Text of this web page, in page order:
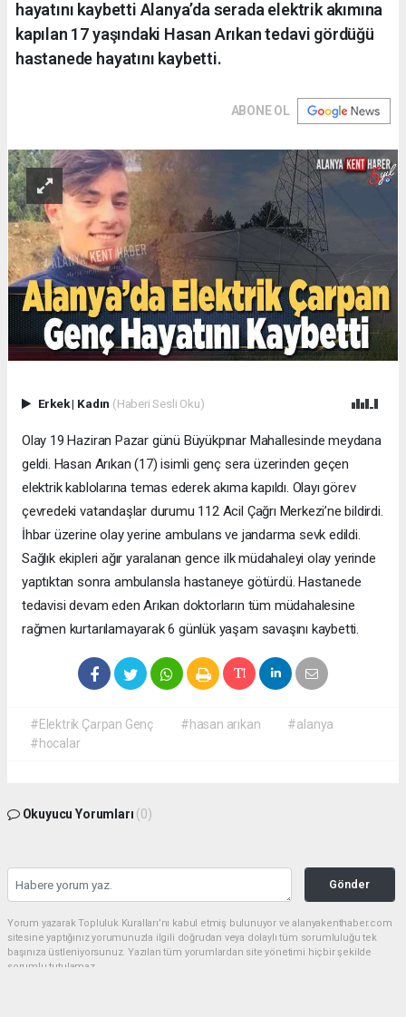
hayatını kaybetti Alanya’da serada elektrik akımına
kapılan 17 yaşındaki Hasan Arıkan tedavi gördüğü
hastanede hayatını kaybetti.
ABONE OL
Erkek| Kadın (Haberi Sesli Oku)
Olay 19 Haziran Pazar günü Büyükpınar Mahallesinde meydana
geldi. Hasan Arıkan (17) isimli genç sera üzerinden geçen
elektrik kablolarına temas ederek akıma kapıldı. Olayı görev
çevredeki vatandaşlar durumu 112 Acil Çağrı Merkezi’ne bildirdi.
İhbar üzerine olay yerine ambulans ve jandarma sevk edildi.
Sağlık ekipleri ağır yaralanan gence ilk müdahaleyi olay yerinde
yaptıktan sonra ambulansla hastaneye götürdü. Hastanede
tedavisi devam eden Arıkan doktorların tüm müdahalesine
rağmen kurtarılamayarak 6 günlük yaşam savaşını kaybetti.
#Elektrik Çarpan Genç #hasan arıkan
#alanya
#hocalar
Okuyucu Yorumları (0)
Gönder
Yorum yazarak Topluluk Kuralları’nı kabul etmiş bulunuyor ve alanyakenthaber.com
sitesine yaptığınız yorumunuzla ilgili doğrudan veya dolaylı tüm sorumluluğu tek
başınıza üstleniyorsunuz. Yazılan tüm yorumlardan site yönetimi hiçbir şekilde
sorumlu tutulamaz.